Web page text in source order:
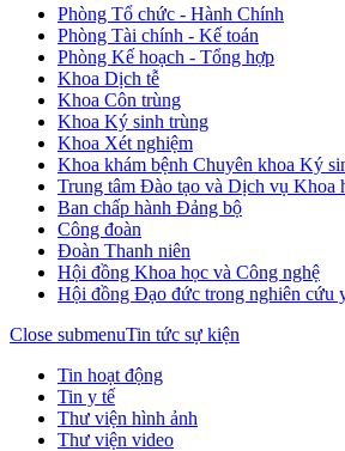
Phòng Tổ chức - Hành Chính
Phòng Tài chính - Kế toán
Phòng Kế hoạch - Tổng hợp
Khoa Dịch tễ
Khoa Côn trùng
Khoa Ký sinh trùng
Khoa Xét nghiệm
Khoa khám bệnh Chuyên khoa Ký
Trung tâm Đào tạo và Dịch vụ Khoa
Ban chấp hành Đảng bộ
Công đoàn
Đoàn Thanh niên
Hội đồng Khoa học và Công nghệ
Hội đồng Đạo đức trong nghiên cứu
Close submenuTin tức sự kiện
Tin hoạt động
Tin y tế
Thư viện hình ảnh
Thư viện video